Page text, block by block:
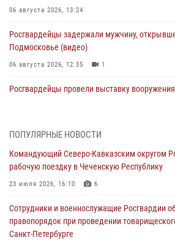
06 августа 2026, 13:24
Росгвардейцы задержали мужчину,
Подмосковье (видео)
06 августа 2026, 12:35 1
Росгвардейцы провели выставку
второй годовщине вторжения ВСУ на
06 августа 2026, 11:56
угрожавшего подростку травматическим
06 августа 2026, 11:33
ПОПУЛЯРНЫЕ НОВОСТИ
Командующий Северо-Кавказским округом
рабочую поездку в Чеченскую Республику
23 июля 2026, 16:10 6
Сотрудники и военнослужащие Росгвардии
правопорядок при проведении
Санкт-Петербурге